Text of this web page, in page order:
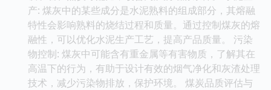
产: 煤灰中的某些成分是水泥熟料的组成部分，其熔融
特性会影响熟料的烧结过程和质量。通过控制煤灰的熔
融性，可以优化水泥生产工艺，提高产品质量。 污染
物控制: 煤灰中可能含有重金属等有害物质，了解其在
高温下的行为，有助于设计有效的烟气净化和灰渣处理
技术，减少污染物排放，保护环境。 煤炭品质评估与